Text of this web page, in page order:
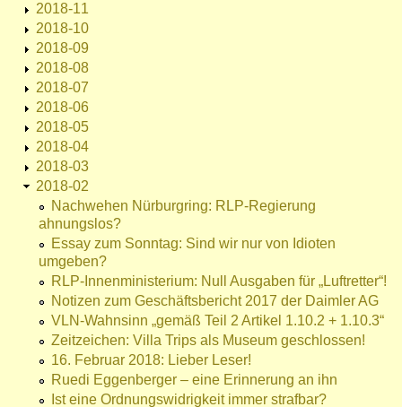
2018-11
2018-10
2018-09
2018-08
2018-07
2018-06
2018-05
2018-04
2018-03
2018-02
Nachwehen Nürburgring: RLP-Regierung
ahnungslos?
Essay zum Sonntag: Sind wir nur von Idioten
umgeben?
RLP-Innenministerium: Null Ausgaben für „Luftretter“!
Notizen zum Geschäftsbericht 2017 der Daimler AG
VLN-Wahnsinn „gemäß Teil 2 Artikel 1.10.2 + 1.10.3“
Zeitzeichen: Villa Trips als Museum geschlossen!
16. Februar 2018: Lieber Leser!
Ruedi Eggenberger – eine Erinnerung an ihn
Ist eine Ordnungswidrigkeit immer strafbar?